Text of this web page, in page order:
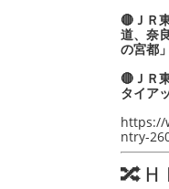
🔴ＪＲ
道、奈
の宮都
🔴ＪＲ
タイア
https://
ntry-
🔀